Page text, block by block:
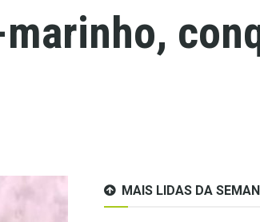
MAIS LIDAS DA